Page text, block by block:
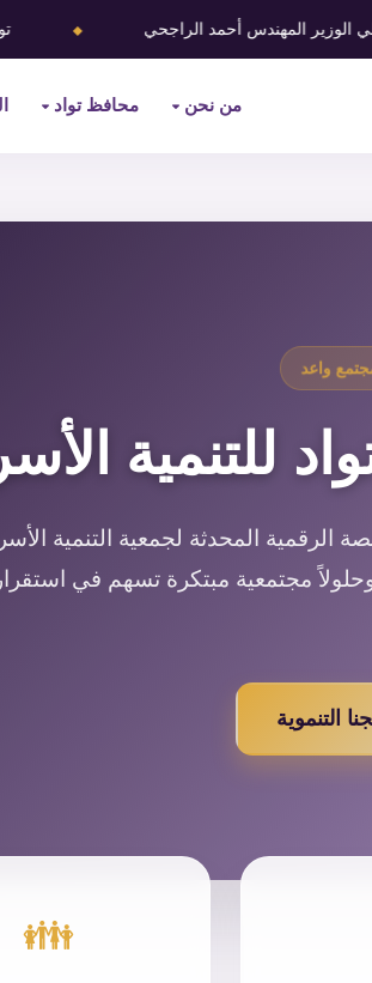
الراجحي ⬥ توادَّ تحقق الفوز في
من نحن محافظ تواد
واعد
للتنمية
الرقمية المحدثة لجمعية التنمية
مجتمعية مبتكرة تسهم في
التنموية
👪